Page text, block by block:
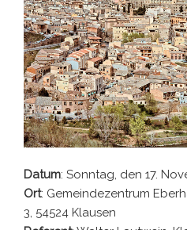
Datum: Sonntag, den 17.
Ort: Gemeindezentrum
3, 54524 Klausen